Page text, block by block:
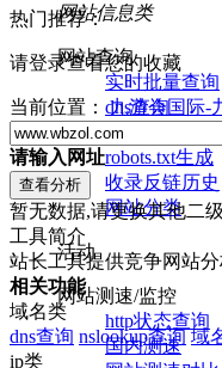
网站信息类
网站查询
实时批量查询
dns查询
nslookup查询
robots.txt生成
收录反链历史
网站分类
活动
网站测速/监控
http状态查询
国内测速
热门推荐：
请登录查看您的收藏
当前位置：九游会国际-
请输入网址
暂无数据,请更换其他二
工具简介
站长工具提供竞争网站
相关功能
域名类
dns查询 nslookup查询 域
ip类